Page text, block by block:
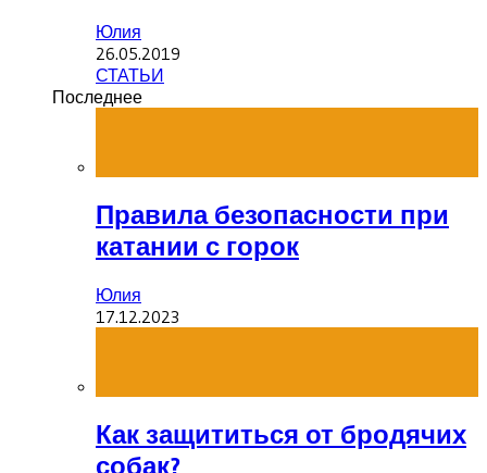
Юлия
26.05.2019
СТАТЬИ
Последнее
Правила безопасности при
катании с горок
Юлия
17.12.2023
Как защититься от бродячих
собак?